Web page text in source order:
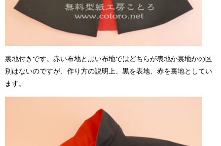
裏地付きです。赤い布地と黒い布地ではどちらが表地か裏地かの区
別はないのですが、作り方の説明上、黒を表地、赤を裏地としてい
ます。